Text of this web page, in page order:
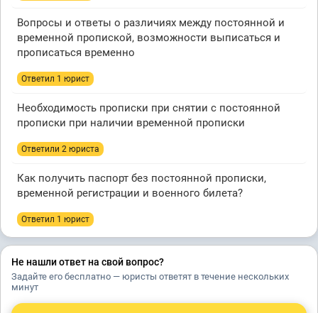
Вопросы и ответы о различиях между постоянной и
временной пропиской, возможности выписаться и
прописаться временно
Ответил 1 юрист
Необходимость прописки при снятии с постоянной
прописки при наличии временной прописки
Ответили 2 юристa
Как получить паспорт без постоянной прописки,
временной регистрации и военного билета?
Ответил 1 юрист
Не нашли ответ на свой вопрос?
Задайте его бесплатно — юристы ответят в течение нескольких
минут